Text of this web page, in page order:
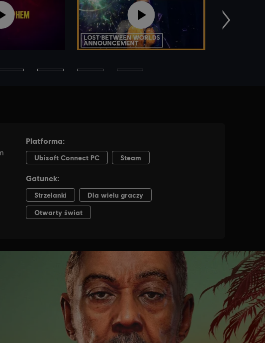
Następne
SPECYFIKACJE PC